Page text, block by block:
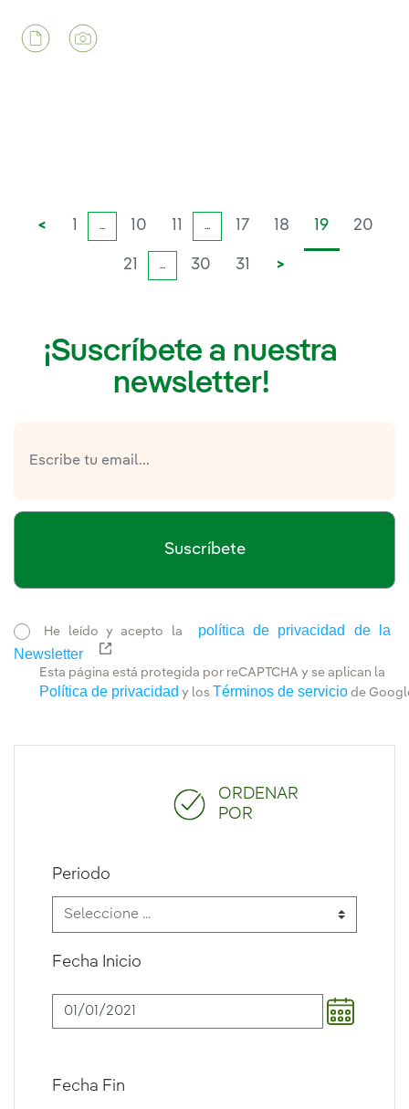
ORDENAR
POR
Fecha Inicio
Fecha Fin
Periodo
< 1 ... 10 11 ... 17 18 19 20
21 ... 30 31 >
¡Suscríbete a nuestra
newsletter!
Suscríbete
He leído y acepto la
política de privacidad de la
Newsletter
Enlace externo, se abre en ventana nueva.
Esta página está protegida por reCAPTCHA y se aplican la
Política de privacidad y los Términos de servicio de